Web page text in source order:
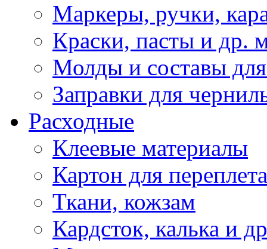
Маркеры, ручки,
Краски, пасты и др.
Молды и составы
Заправки для
Расходные
Клеевые материалы
Картон для переплета
Ткани, кожзам
Кардсток, калька и